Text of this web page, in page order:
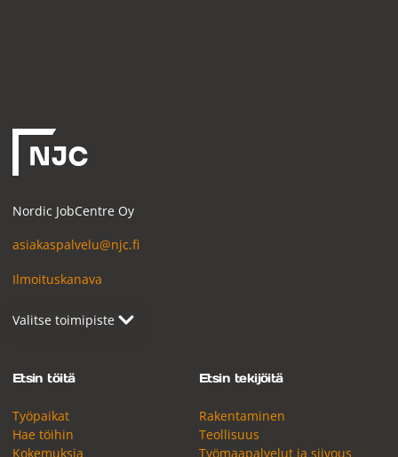
Nordic JobCentre Oy
asiakaspalvelu@njc.fi
Ilmoituskanava
Etsin töitä
Työpaikat
Hae töihin
Kokemuksia
Etsin tekijöitä
Rakentaminen
Teollisuus
Työmaapalvelut ja siivous